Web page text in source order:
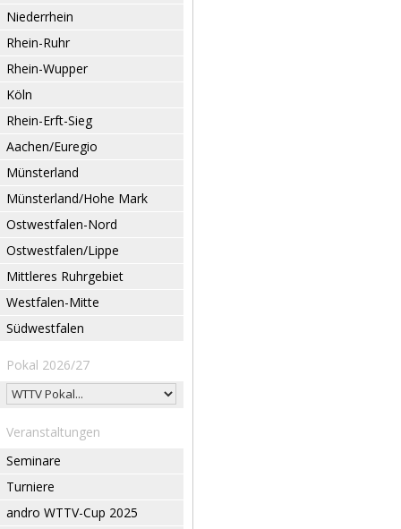
Niederrhein
Rhein-Ruhr
Rhein-Wupper
Köln
Rhein-Erft-Sieg
Aachen/Euregio
Münsterland
Münsterland/Hohe Mark
Ostwestfalen-Nord
Ostwestfalen/Lippe
Mittleres Ruhrgebiet
Westfalen-Mitte
Südwestfalen
Pokal 2026/27
Veranstaltungen
Seminare
Turniere
andro WTTV-Cup 2025